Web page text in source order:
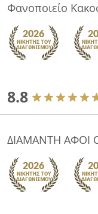
Φανοποιείο
8.8
ΔΙΑΜΑΝΤΗ ΑΦΟΙ